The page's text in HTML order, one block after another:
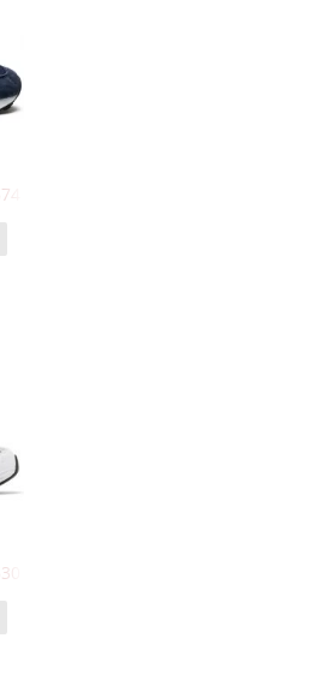
Navy Blue Grey
White Silver Metallic